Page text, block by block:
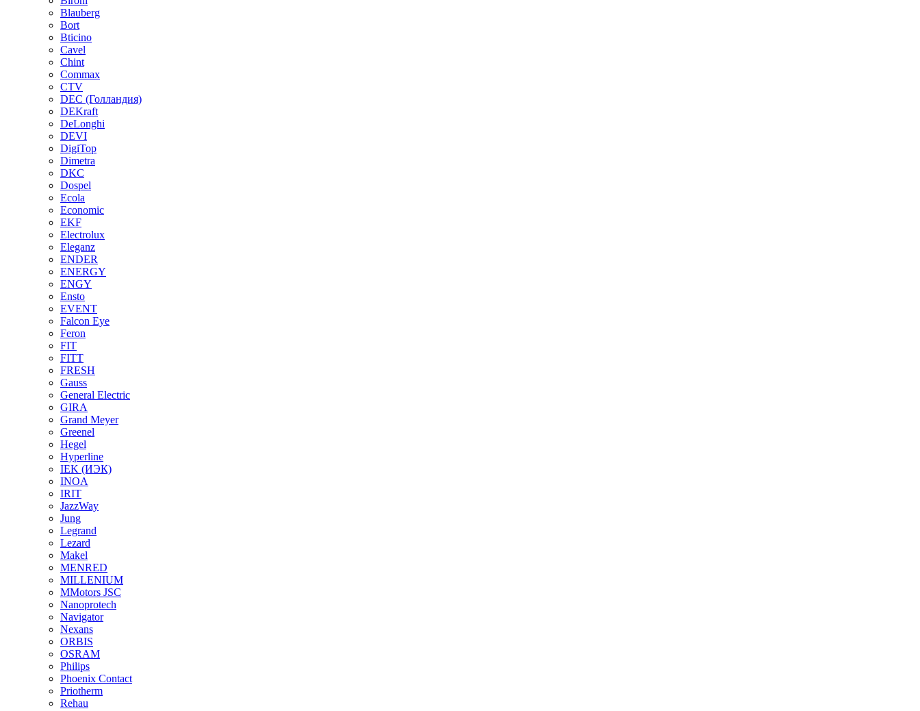
Blauberg
Bort
Bticino
Cavel
Chint
Commax
CTV
DEC (Голландия)
DEKraft
DeLonghi
DEVI
DigiTop
Dimetra
DKC
Dospel
Ecola
Economic
EKF
Electrolux
Eleganz
ENDER
ENERGY
ENGY
Ensto
EVENT
Falcon Eye
Feron
FIT
FITT
FRESH
Gauss
General Electric
GIRA
Grand Meyer
Greenel
Hegel
Hyperline
IEK (ИЭК)
INOA
IRIT
JazzWay
Jung
Legrand
Lezard
Makel
MENRED
MILLENIUM
MMotors JSC
Nanoprotech
Navigator
Nexans
ORBIS
OSRAM
Philips
Phoenix Contact
Priotherm
Rehau